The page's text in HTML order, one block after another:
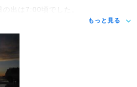
出は7:00頃でした。
もっと見る